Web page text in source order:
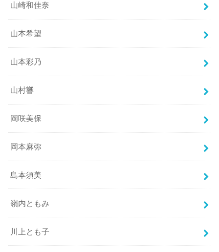
山崎和佳奈
山本希望
山本彩乃
山村響
岡咲美保
岡本麻弥
島本須美
嶺内ともみ
川上とも子